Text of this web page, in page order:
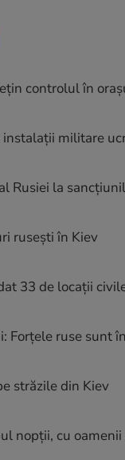
controlul în
militare
Rusiei la
rusești în Kiev
33 de locații
Forțele ruse sunt
străzile din Kiev
nopții, cu